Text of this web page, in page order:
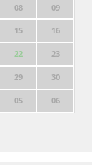
08 09
15 16
22 23
29 30
05 06